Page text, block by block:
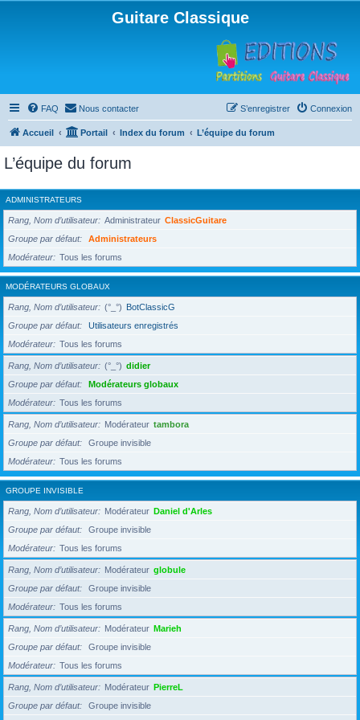
Guitare Classique
FAQ Nous contacter Connexion
S’enregistrer
Accueil Portail Index du forum L’équipe du forum
L’équipe du forum
ADMINISTRATEURS
Rang, Nom d’utilisateur Administrateur ClassicGuitare
Groupe par défaut
Administrateurs
Modérateur
Tous les forums
MODÉRATEURS GLOBAUX
Rang, Nom d’utilisateur (°_°) BotClassicG
Groupe par défaut
Utilisateurs enregistrés
Modérateur
Tous les forums
Rang, Nom d’utilisateur (°_°) didier
Groupe par défaut
Modérateurs globaux
Modérateur
Tous les forums
Rang, Nom d’utilisateur Modérateur tambora
Groupe par défaut
Groupe invisible
Modérateur
Tous les forums
GROUPE INVISIBLE
Rang, Nom d’utilisateur Modérateur Daniel d'Arles
Groupe par défaut
Groupe invisible
Modérateur
Tous les forums
Rang, Nom d’utilisateur Modérateur globule
Groupe par défaut
Groupe invisible
Modérateur
Tous les forums
Rang, Nom d’utilisateur Modérateur Marieh
Groupe par défaut
Groupe invisible
Modérateur
Tous les forums
Rang, Nom d’utilisateur Modérateur PierreL
Groupe par défaut
Groupe invisible